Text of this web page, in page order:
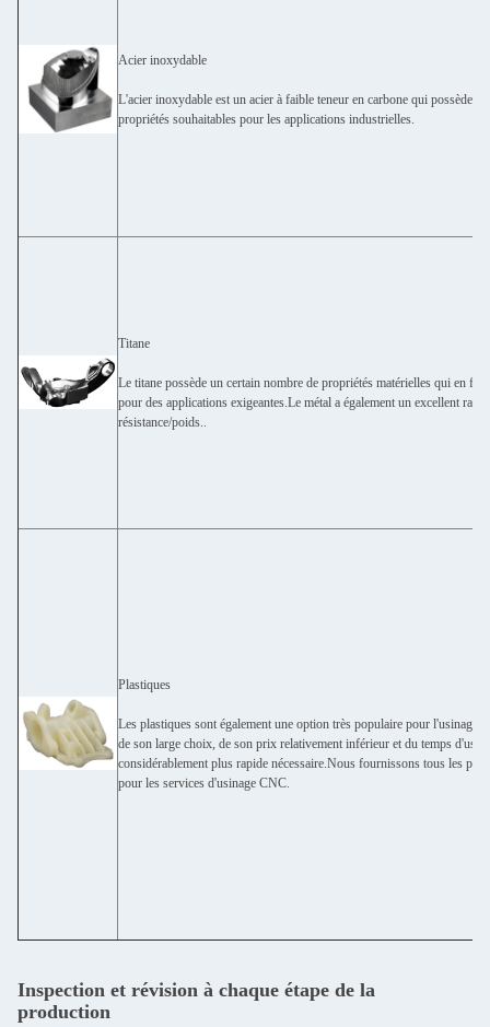
Acier inoxydable
L'acier inoxydable est un acier à faible teneur en carbone qui possède
propriétés souhaitables pour les applications industrielles.
Titane
Le titane possède un certain nombre de propriétés matérielles qui en
pour des applications exigeantes.Le métal a également un excellent
résistance/poids..
Plastiques
Les plastiques sont également une option très populaire pour l'usinage
de son large choix, de son prix relativement inférieur et du temps
considérablement plus rapide nécessaire.Nous fournissons tous les
pour les services d'usinage CNC.
Inspection et révision à chaque étape de la
production